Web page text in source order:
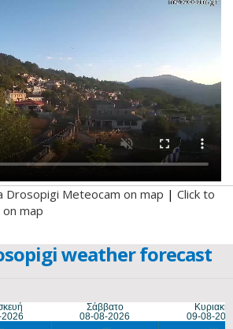
Drosopigi Meteocam on map | Click to
map
weather forecast